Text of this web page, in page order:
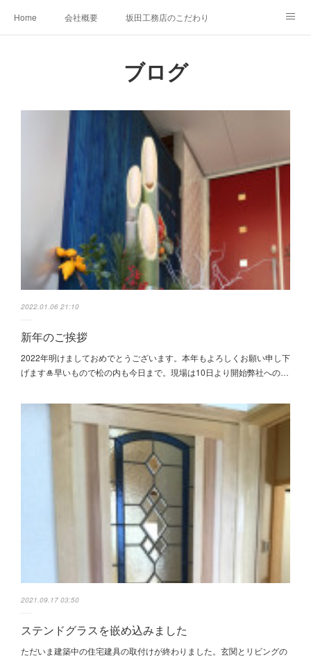
Home 会社概要 坂田工務店のこだわり
ブログ
2022.01.06 21:10
新年のご挨拶
2022年明けましておめでとうございます。本年もよろしくお願い申し下
げます🎍早いもので松の内も今日まで。現場は10日より開始弊社への…
2021.09.17 03:50
ステンドグラスを嵌め込みました
ただいま建築中の住宅建具の取付けが終わりました。玄関とリビングの